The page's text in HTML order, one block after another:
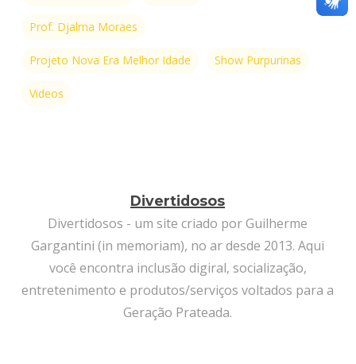
Prof. Djalma Moraes
Projeto Nova Era Melhor Idade Show Purpurinas
Videos
Divertidosos
Divertidosos - um site criado por Guilherme
Gargantini (in memoriam), no ar desde 2013. Aqui
você encontra inclusão digiral, socialização,
entretenimento e produtos/serviços voltados para a
Geração Prateada.